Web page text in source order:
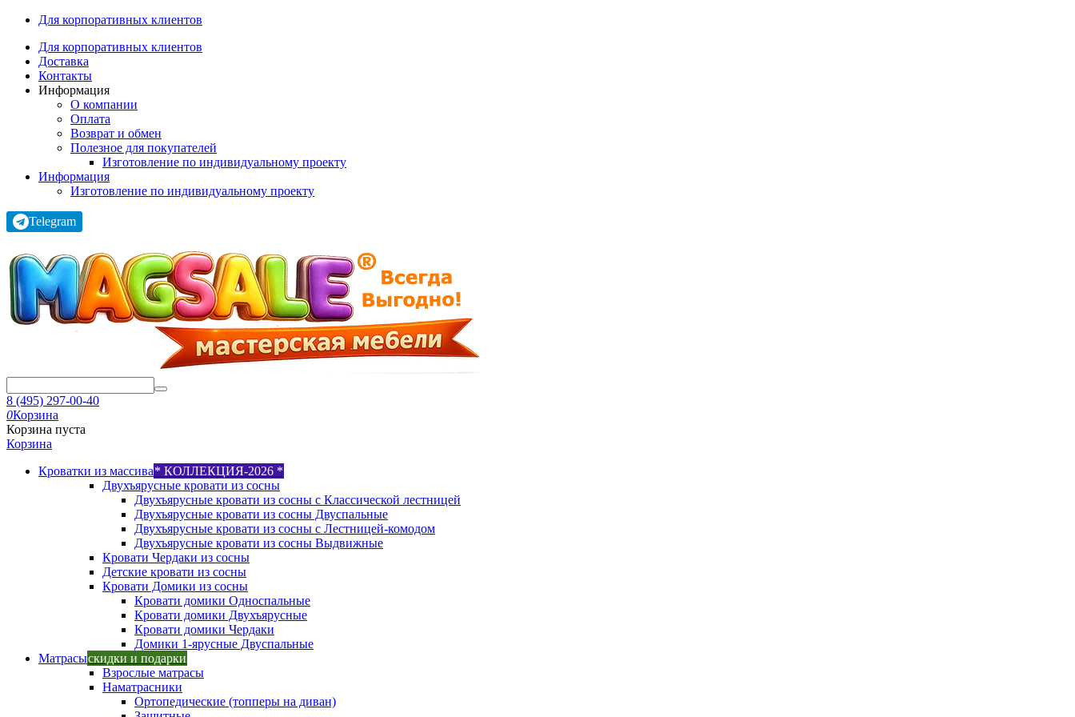
Для корпоративных клиентов
Для корпоративных клиентов
Доставка
Контакты
Информация
О компании
Оплата
Возврат и обмен
Полезное для покупателей
Изготовление по индивидуальному проекту
Информация
Изготовление по индивидуальному проекту
Telegram
8 (495) 297-00-40
0Корзина
Корзина пуста
Корзина
Кроватки из массива* КОЛЛЕКЦИЯ-2026 *
Двухъярусные кровати из сосны
Двухъярусные кровати из сосны с Классической лестницей
Двухъярусные кровати из сосны Двуспальные
Двухъярусные кровати из сосны с Лестницей-комодом
Двухъярусные кровати из сосны Выдвижные
Кровати Чердаки из сосны
Детские кровати из сосны
Кровати Домики из сосны
Кровати домики Односпальные
Кровати домики Двухъярусные
Кровати домики Чердаки
Домики 1-ярусные Двуспальные
Матрасыскидки и подарки
Взрослые матрасы
Наматрасники
Ортопедические (топперы на диван)